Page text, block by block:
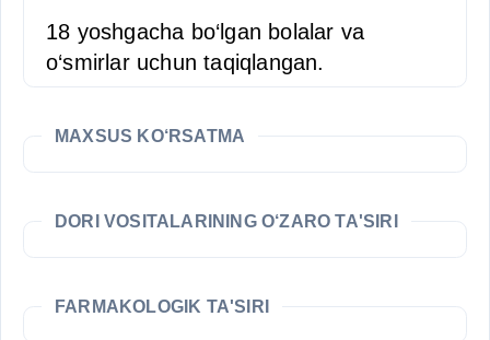
18 yoshgacha bo‘lgan bolalar va
o‘smirlar uchun taqiqlangan.
MAXSUS KO‘RSATMA
DORI VOSITALARINING O‘ZARO TA'SIRI
FARMAKOLOGIK TA'SIRI